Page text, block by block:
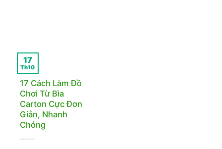
17 Cách Làm Đồ
Chơi Từ Bìa
Carton Cực Đơn
Giản, Nhanh
Chóng
17
Th10